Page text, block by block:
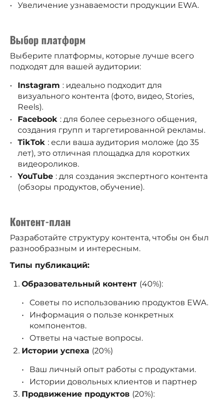
Увеличение узнаваемости продукции EWA.
Выбор платформ
Выберите платформы, которые лучше всего
подходят для вашей аудитории:
Instagram : идеально подходит для
визуального контента (фото, видео, Stories,
Reels).
Facebook : для более серьезного общения,
создания групп и таргетированной рекламы.
TikTok : если ваша аудитория моложе (до 35
лет), это отличная площадка для коротких
видеороликов.
YouTube : для создания экспертного контента
(обзоры продуктов, обучение).
Контент-план
Разработайте структуру контента, чтобы он был
разнообразным и интересным.
Типы публикаций:
Образовательный контент (40%):
Советы по использованию продуктов EWA.
Информация о пользе конкретных
компонентов.
Ответы на частые вопросы.
Истории успеха (20%)
Ваш личный опыт работы с продуктами.
Истории довольных клиентов и партнер
Продвижение продуктов (20%):